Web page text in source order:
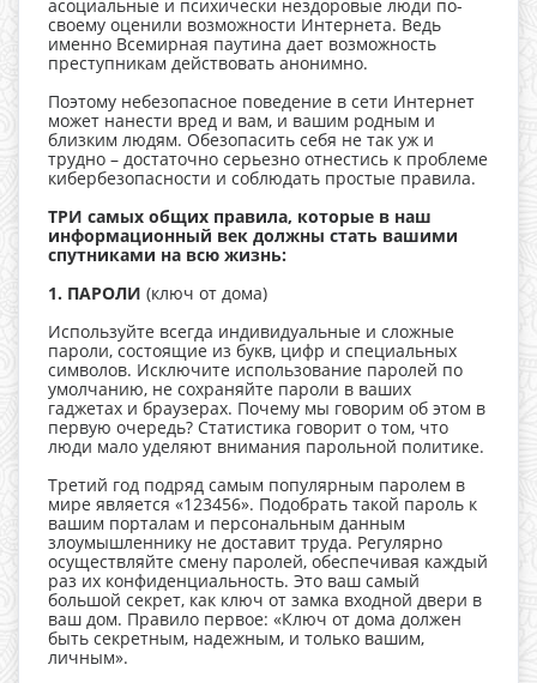
асоциальные и психически нездоровые люди по-
своему оценили возможности Интернета. Ведь
именно Всемирная паутина дает возможность
преступникам действовать анонимно.
Поэтому небезопасное поведение в сети Интернет
может нанести вред и вам, и вашим родным и
близким людям. Обезопасить себя не так уж и
трудно – достаточно серьезно отнестись к проблеме
кибербезопасности и соблюдать простые правила.
ТРИ самых общих правила, которые в наш
информационный век должны стать вашими
спутниками на всю жизнь:
1. ПАРОЛИ (ключ от дома)
Используйте всегда индивидуальные и сложные
пароли, состоящие из букв, цифр и специальных
символов. Исключите использование паролей по
умолчанию, не сохраняйте пароли в ваших
гаджетах и браузерах. Почему мы говорим об этом в
первую очередь? Статистика говорит о том, что
люди мало уделяют внимания парольной политике.
Третий год подряд самым популярным паролем в
мире является «123456». Подобрать такой пароль к
вашим порталам и персональным данным
злоумышленнику не доставит труда. Регулярно
осуществляйте смену паролей, обеспечивая каждый
раз их конфиденциальность. Это ваш самый
большой секрет, как ключ от замка входной двери в
ваш дом. Правило первое: «Ключ от дома должен
быть секретным, надежным, и только вашим,
личным».